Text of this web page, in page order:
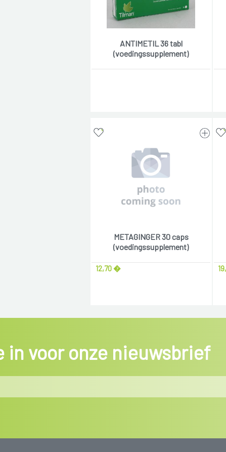
ANTIMETIL 36 tabl
(voedingssupplement)
METAGINGER 30 caps
(voedingssupplement)
12,70 �
in voor onze nieuwsbrief